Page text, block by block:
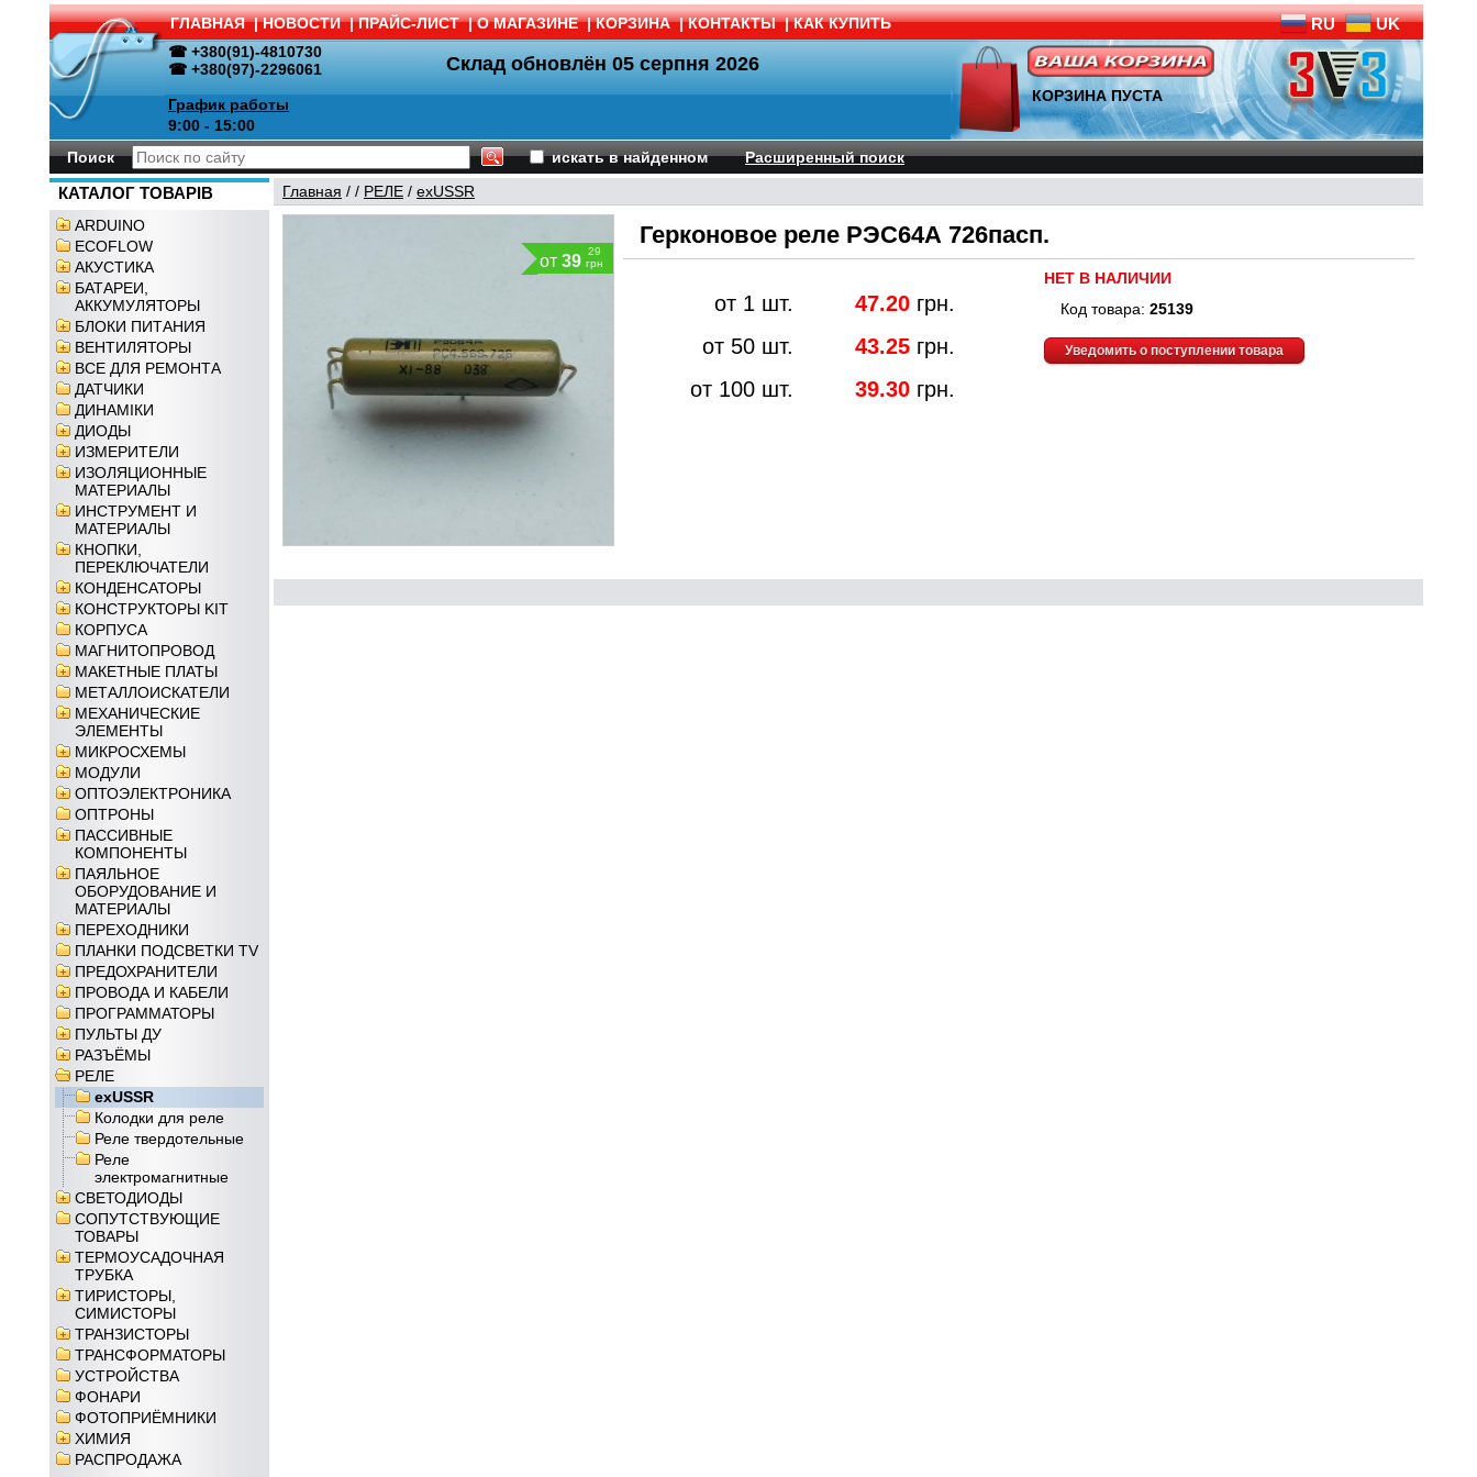
ГЛАВНАЯ | НОВОСТИ | ПРАЙС-ЛИСТ | О МАГАЗИНЕ | КОРЗИНА | КОНТАКТЫ | КАК КУПИТЬ RU UK
☎ +380(91)-4810730
☎ +380(97)-2296061
График работы
9:00 - 15:00
Склад обновлён 05 серпня 2026
КОРЗИНА ПУСТА
Поиск искать в найденном Расширенный поиск
КАТАЛОГ ТОВАРІВ
ARDUINO
ECOFLOW
АКУСТИКА
БАТАРЕИ,
АККУМУЛЯТОРЫ
БЛОКИ ПИТАНИЯ
ВЕНТИЛЯТОРЫ
ВСЕ ДЛЯ РЕМОНТА
ДАТЧИКИ
ДИНАМІКИ
ДИОДЫ
ИЗМЕРИТЕЛИ
ИЗОЛЯЦИОННЫЕ
МАТЕРИАЛЫ
ИНСТРУМЕНТ И
МАТЕРИАЛЫ
КНОПКИ,
ПЕРЕКЛЮЧАТЕЛИ
КОНДЕНСАТОРЫ
КОНСТРУКТОРЫ KIT
КОРПУСА
МАГНИТОПРОВОД
МАКЕТНЫЕ ПЛАТЫ
МЕТАЛЛОИСКАТЕЛИ
МЕХАНИЧЕСКИЕ
ЭЛЕМЕНТЫ
МИКРОСХЕМЫ
МОДУЛИ
ОПТОЭЛЕКТРОНИКА
ОПТРОНЫ
ПАССИВНЫЕ
КОМПОНЕНТЫ
ПАЯЛЬНОЕ
ОБОРУДОВАНИЕ И
МАТЕРИАЛЫ
ПЕРЕХОДНИКИ
ПЛАНКИ ПОДСВЕТКИ TV
ПРЕДОХРАНИТЕЛИ
ПРОВОДА И КАБЕЛИ
ПРОГРАММАТОРЫ
ПУЛЬТЫ ДУ
РАЗЪЁМЫ
РЕЛЕ
exUSSR
Колодки для реле
Реле твердотельные
Реле
электромагнитные
СВЕТОДИОДЫ
СОПУТСТВУЮЩИЕ
ТОВАРЫ
ТЕРМОУСАДОЧНАЯ
ТРУБКА
ТИРИСТОРЫ,
СИМИСТОРЫ
ТРАНЗИСТОРЫ
ТРАНСФОРМАТОРЫ
УСТРОЙСТВА
ФОНАРИ
ФОТОПРИЁМНИКИ
ХИМИЯ
РАСПРОДАЖА
Главная / / РЕЛЕ / exUSSR
от 39
29
грн
Герконовое реле РЭС64А 726пасп.
от 1 шт. 47.20 грн.
от 50 шт.
43.25 грн.
от 100 шт.
39.30 грн.
НЕТ В НАЛИЧИИ
Код товара: 25139
Уведомить о поступлении товара